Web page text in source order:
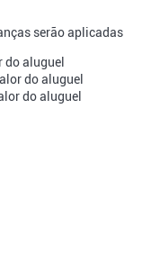
serão aplicadas
do aluguel
do aluguel
do aluguel